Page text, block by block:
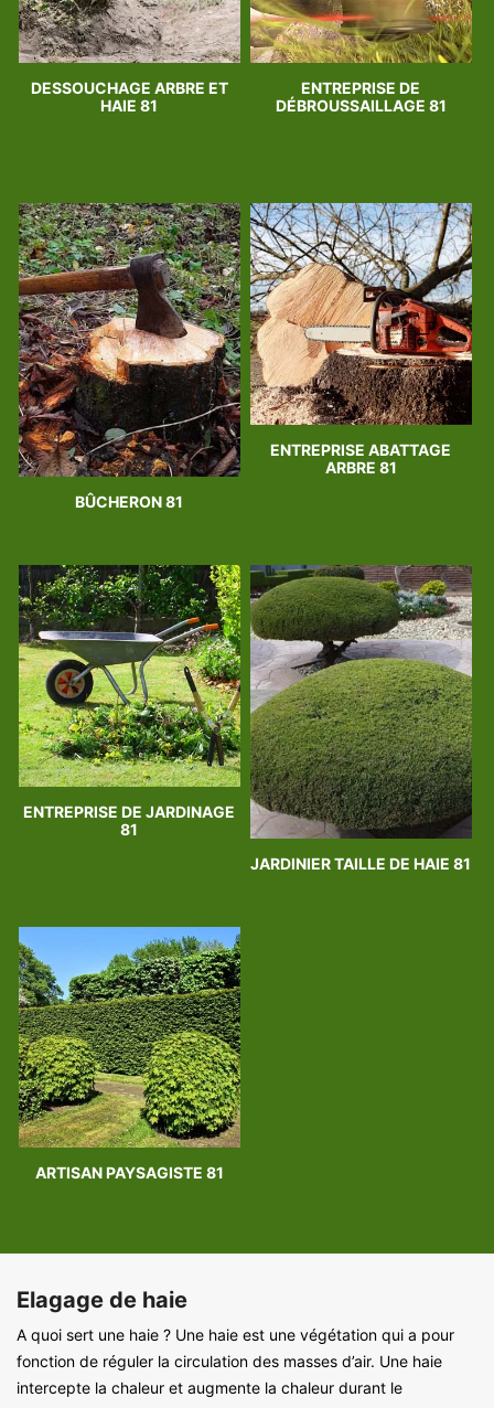
DESSOUCHAGE ARBRE ET
HAIE 81
ENTREPRISE DE
DÉBROUSSAILLAGE 81
BÛCHERON 81
ENTREPRISE ABATTAGE
ARBRE 81
ENTREPRISE DE JARDINAGE
81
JARDINIER TAILLE DE HAIE 81
ARTISAN PAYSAGISTE 81
Elagage de haie
A quoi sert une haie ? Une haie est une végétation qui a pour
fonction de réguler la circulation des masses d’air. Une haie
intercepte la chaleur et augmente la chaleur durant le